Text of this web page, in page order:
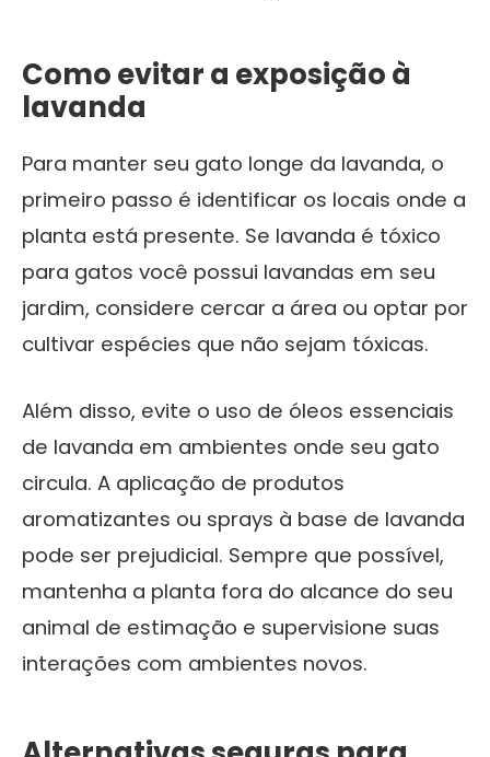
Como evitar a exposição à
lavanda
Para manter seu gato longe da lavanda, o
primeiro passo é identificar os locais onde a
planta está presente. Se lavanda é tóxico
para gatos você possui lavandas em seu
jardim, considere cercar a área ou optar por
cultivar espécies que não sejam tóxicas.
Além disso, evite o uso de óleos essenciais
de lavanda em ambientes onde seu gato
circula. A aplicação de produtos
aromatizantes ou sprays à base de lavanda
pode ser prejudicial. Sempre que possível,
mantenha a planta fora do alcance do seu
animal de estimação e supervisione suas
interações com ambientes novos.